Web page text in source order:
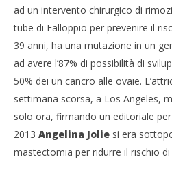
ad un intervento chirurgico di
tube di Falloppio per prevenire il
39 anni, ha una mutazione in un
ad avere l’87% di possibilità di
50% dei un cancro alle ovaie.
settimana scorsa, a Los Angeles,
solo ora, firmando un editoriale per
2013 Angelina Jolie si era
mastectomia per ridurre il rischio